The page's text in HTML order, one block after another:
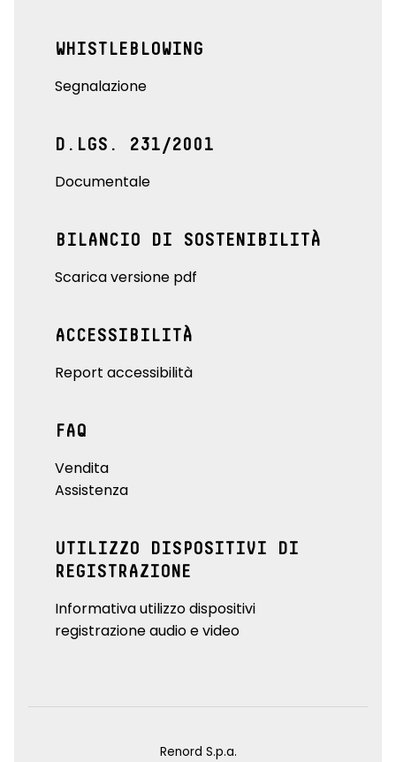
WHISTLEBLOWING
Segnalazione
D.LGS. 231/2001
Documentale
BILANCIO DI SOSTENIBILITÀ
Scarica versione pdf
ACCESSIBILITÀ
Report accessibilità
FAQ
Vendita
Assistenza
UTILIZZO DISPOSITIVI DI
REGISTRAZIONE
Informativa utilizzo dispositivi
registrazione audio e video
Renord S.p.a.